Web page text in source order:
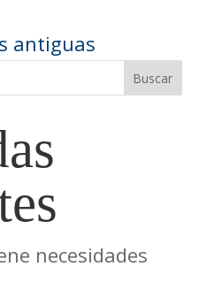
antiguas
Buscar
necesidades